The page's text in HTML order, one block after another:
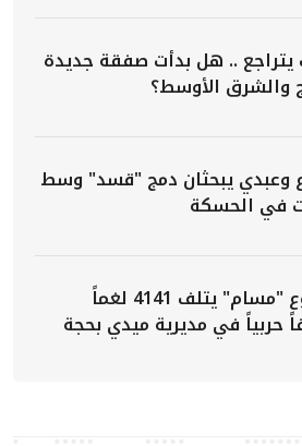
يتراجع .. هل بدأت صفقة جديدة
والشرق الأوسط؟
وعبدي يبحثان دمج "قسد" وسط
في الحسكة
مشروع "مسام" يتلف 4141 لغماً
حربياً في مديرية ميدي بحجة